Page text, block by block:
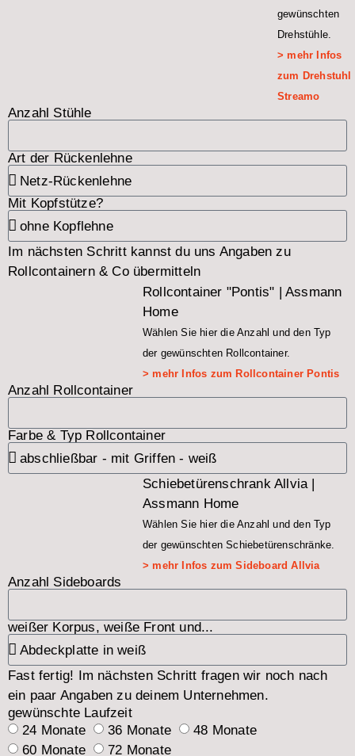
gewünschten
Drehstühle.
> mehr Infos
zum Drehstuhl
Streamo
Anzahl Stühle
Art der Rückenlehne
Mit Kopfstütze?
Im nächsten Schritt kannst du uns Angaben zu
Rollcontainern & Co übermitteln
Rollcontainer "Pontis" | Assmann
Home
Wählen Sie hier die Anzahl und den Typ
der gewünschten Rollcontainer.
> mehr Infos zum Rollcontainer Pontis
Anzahl Rollcontainer
Farbe & Typ Rollcontainer
Schiebetürenschrank Allvia |
Assmann Home
Wählen Sie hier die Anzahl und den Typ
der gewünschten Schiebetürenschränke.
> mehr Infos zum Sideboard Allvia
Anzahl Sideboards
weißer Korpus, weiße Front und...
Fast fertig! Im nächsten Schritt fragen wir noch nach
ein paar Angaben zu deinem Unternehmen.
gewünschte Laufzeit
24 Monate
36 Monate
48 Monate
60 Monate
72 Monate